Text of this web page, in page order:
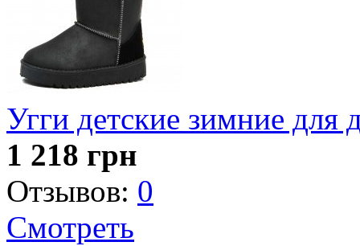
Угги детские зимние
1 218 грн
Отзывов: 0
Смотреть